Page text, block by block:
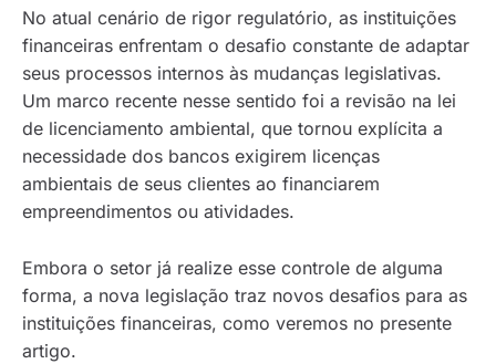
No atual cenário de rigor regulatório, as instituições
financeiras enfrentam o desafio constante de adaptar
seus processos internos às mudanças legislativas.
Um marco recente nesse sentido foi a revisão na lei
de licenciamento ambiental, que tornou explícita a
necessidade dos bancos exigirem licenças
ambientais de seus clientes ao financiarem
empreendimentos ou atividades.
Embora o setor já realize esse controle de alguma
forma, a nova legislação traz novos desafios para as
instituições financeiras, como veremos no presente
artigo.